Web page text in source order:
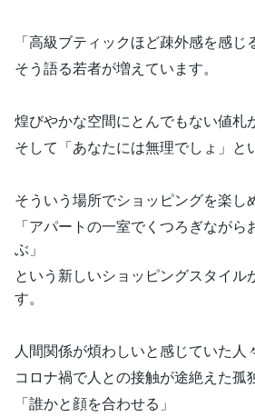
「高級ブティックほど疎外感を感じ
そう語る若者が増えています。
煌びやかな空間にとんでもない値札
そして「あなたには無理でしょ」と
そういう場所でショッピングを楽し
「アパートの一室でくつろぎなが
ぶ」
という新しいショッピングスタイル
す。
人間関係が煩わしいと感じていた人
コロナ禍で人との接触が途絶えた孤
「誰かと顔を合わせる」